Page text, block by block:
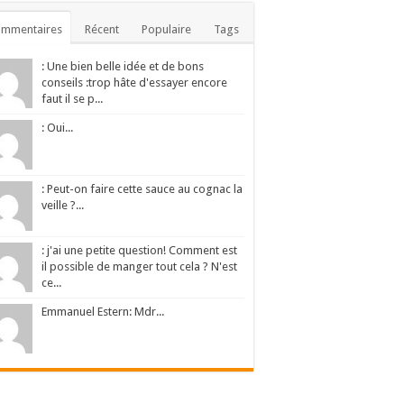
Récent Populaire Tags
: Une bien belle idée et de bons
conseils :trop hâte d'essayer encore
faut il se p...
: Oui...
: Peut-on faire cette sauce au cognac la
veille ?...
: j'ai une petite question! Comment est
il possible de manger tout cela ? N'est
ce...
Emmanuel Estern: Mdr...